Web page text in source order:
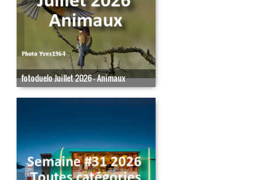
fotoduelo Juillet 2026 - Animaux